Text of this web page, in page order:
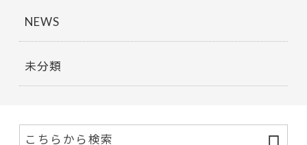
NEWS
未分類